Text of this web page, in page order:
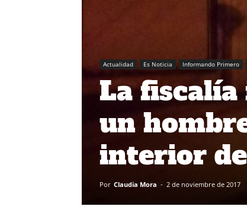
Actualidad Es Noticia Informando Primero
La
un
interior
Por Claudia Mora - 2 de noviembre de 2017